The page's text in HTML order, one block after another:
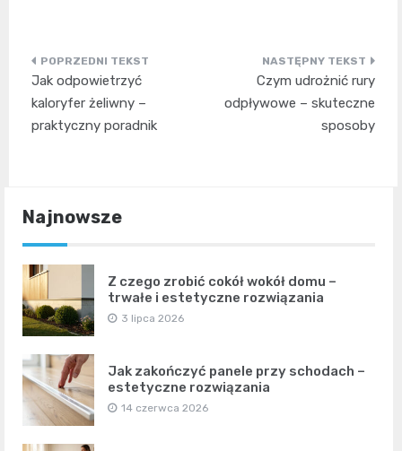
Nawigacja
wpisu
Jak odpowietrzyć
kaloryfer żeliwny –
praktyczny poradnik
Czym udrożnić rury
odpływowe – skuteczne
sposoby
Najnowsze
Z czego zrobić cokół wokół domu –
trwałe i estetyczne rozwiązania
3 lipca 2026
Jak zakończyć panele przy schodach –
estetyczne rozwiązania
14 czerwca 2026